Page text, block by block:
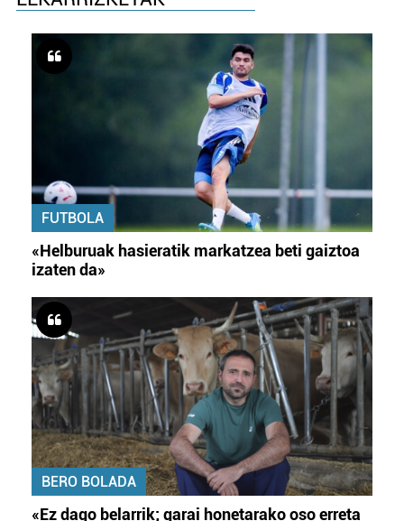
FUTBOLA
«Helburuak hasieratik markatzea beti gaiztoa
izaten da»
BERO BOLADA
«Ez dago belarrik; garai honetarako oso erreta